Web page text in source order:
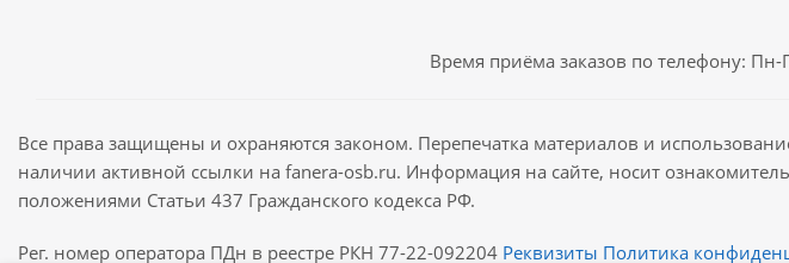
Время приёма заказов по телефону:
Все права защищены и охраняются законом. Перепечатка материалов и
наличии активной ссылки на fanera-osb.ru. Информация на сайте, носит
положениями Статьи 437 Гражданского кодекса РФ.
Рег. номер оператора ПДн в реестре РКН 77-22-092204 Реквизиты Политика